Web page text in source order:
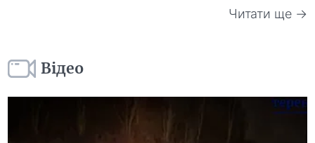
Читати ще →
Відео